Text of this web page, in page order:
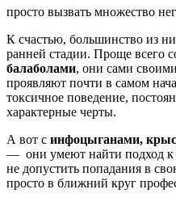
просто вызвать множество
К счастью, большинство из
ранней стадии. Проще всего
балаболами, они сами
проявляют почти в самом
токсичное поведение,
характерные черты.
А вот с инфоцыганами,
— они умеют найти подход к
не допустить попадания в
просто в ближний круг